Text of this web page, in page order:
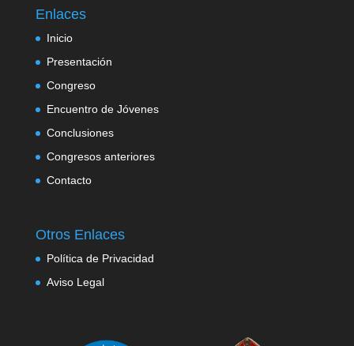
Enlaces
Inicio
Presentación
Congreso
Encuentro de Jóvenes
Conclusiones
Congresos anteriores
Contacto
Otros Enlaces
Política de Privacidad
Aviso Legal